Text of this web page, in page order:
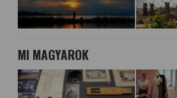
MI MAGYAROK